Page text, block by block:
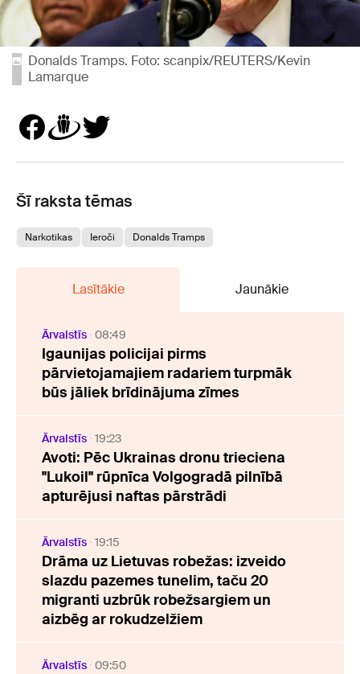
Donalds Tramps. Foto: scanpix/REUTERS/Kevin
Lamarque
Šī raksta tēmas
Narkotikas Ieroči Donalds Tramps
Lasītākie Jaunākie
Ārvalstīs 08:49
Igaunijas policijai pirms
pārvietojamajiem radariem turpmāk
būs jāliek brīdinājuma zīmes
Ārvalstīs 19:23
Avoti: Pēc Ukrainas dronu trieciena
"Lukoil" rūpnīca Volgogradā pilnībā
apturējusi naftas pārstrādi
Ārvalstīs 19:15
Drāma uz Lietuvas robežas: izveido
slazdu pazemes tunelim, taču 20
migranti uzbrūk robežsargiem un
aizbēg ar rokudzelžiem
Ārvalstīs 09:50